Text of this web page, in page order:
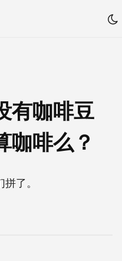
有咖啡豆
咖啡么？
了。